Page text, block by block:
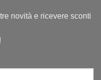
novità e ricevere sconti